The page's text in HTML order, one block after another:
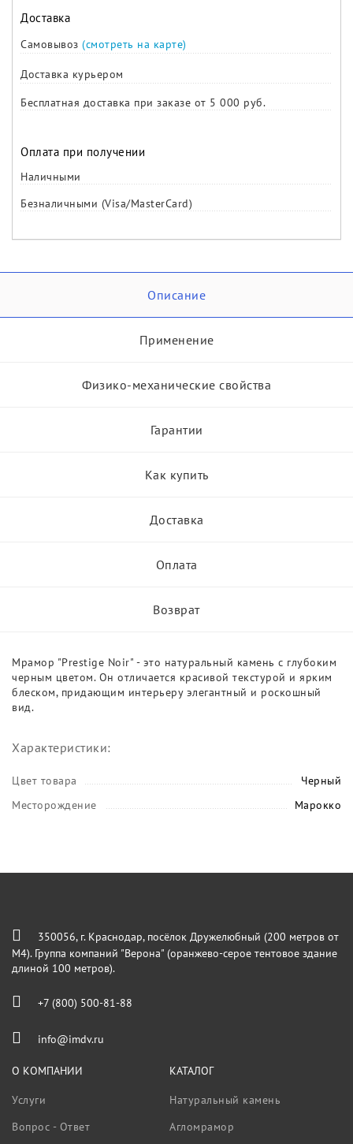
Доставка
Самовывоз (смотреть на карте)
Доставка курьером
Бесплатная доставка при заказе от 5 000 руб.
Оплата при получении
Наличными
Безналичными (Visa/MasterCard)
Описание
Применение
Физико-механические свойства
Гарантии
Как купить
Доставка
Оплата
Возврат
Мрамор "Prestige Noir" - это натуральный камень с глубоким
черным цветом. Он отличается красивой текстурой и ярким
блеском, придающим интерьеру элегантный и роскошный
вид.
Характеристики:
Цвет товара
Черный
Месторождение
Марокко
350056, г. Краснодар, посёлок Дружелюбный (200 метров от
М4). Группа компаний "Верона" (оранжево-серое тентовое здание
длиной 100 метров).
+7 (800) 500-81-88
info@imdv.ru
О КОМПАНИИ
Услуги
Вопрос - Ответ
КАТАЛОГ
Натуральный камень
Агломрамор